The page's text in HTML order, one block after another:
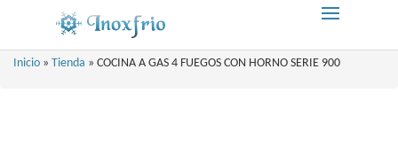
Inicio » Tienda » COCINA A GAS 4 FUEGOS CON HORNO SERIE 900